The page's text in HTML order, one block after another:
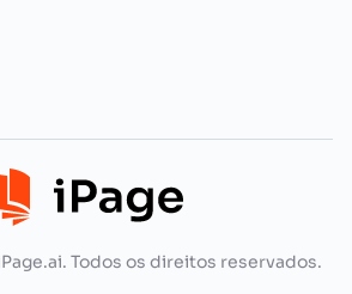
Todos os direitos reservados.